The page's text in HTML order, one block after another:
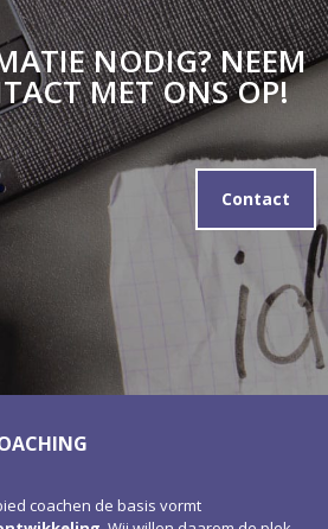
NODIG? NEEM
MET ONS OP!
Contact
coachen de basis vormt